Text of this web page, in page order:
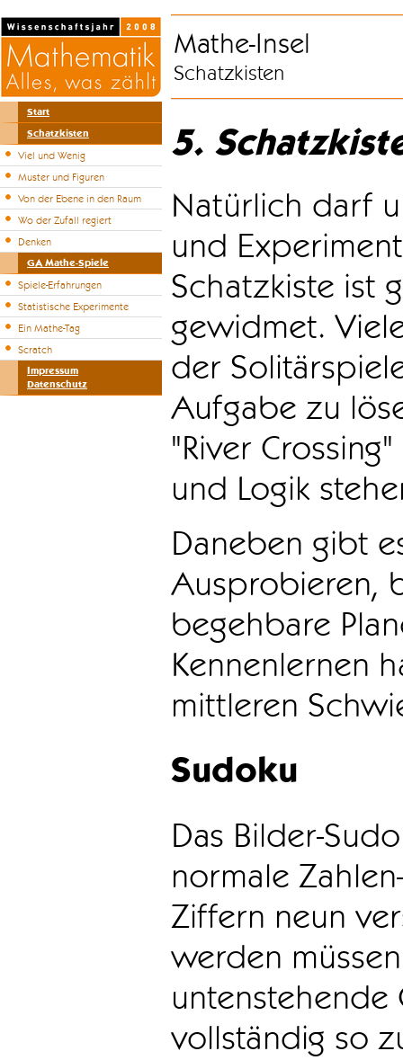
Start
Schatzkisten
Viel und Wenig
Muster und Figuren
Von der Ebene in den Raum
Wo der Zufall regiert
Denken
GA Mathe-Spiele
Spiele-Erfahrungen
Statistische Experimente
Ein Mathe-Tag
Scratch
Impressum
Datenschutz
Mathe-Insel
Schatzkisten
5.
Natürlich darf
und
Schatzkiste ist
gewidmet.
der
Aufgabe zu
"River
und Logik
Daneben gibt
Ausprobieren,
begehbare
Kennenlernen
mittleren
Sudoku
Das Bilder-
normale
Ziffern neun
werden
vollständig so